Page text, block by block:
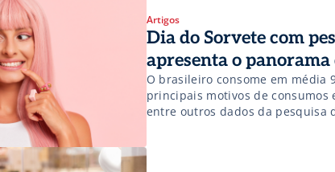
Artigos
Dia do Sorvete com
apresenta o
O brasileiro consome em média
principais motivos de
entre outros dados da pesquisa
pesquisa inédita, realizada pela